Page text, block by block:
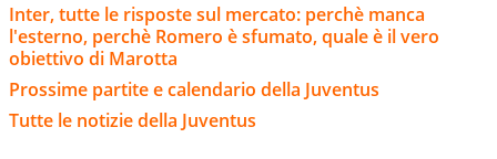
Inter, tutte le risposte sul mercato: perchè manca
l'esterno, perchè Romero è sfumato, quale è il vero
obiettivo di Marotta
Prossime partite e calendario della Juventus
Tutte le notizie della Juventus